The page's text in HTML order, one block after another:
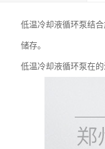
低温冷却液循环泵结
储存。
低温冷却液循环泵在